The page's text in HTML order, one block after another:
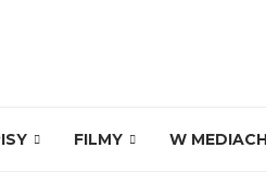
FILMY W MEDIACH